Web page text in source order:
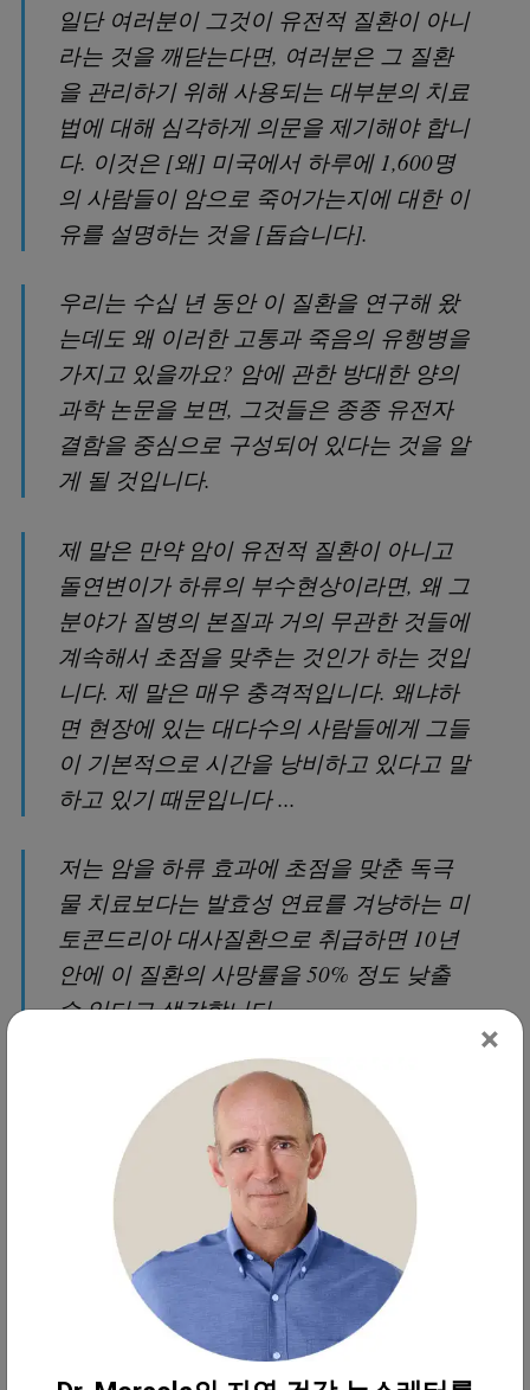
일단 여러분이 그것이 유전적 질환이 아니
라는 것을 깨닫는다면, 여러분은 그 질환
을 관리하기 위해 사용되는 대부분의 치료
법에 대해 심각하게 의문을 제기해야 합니
다. 이것은 [왜] 미국에서 하루에 1,600명
의 사람들이 암으로 죽어가는지에 대한 이
유를 설명하는 것을 [돕습니다].
우리는 수십 년 동안 이 질환을 연구해 왔
는데도 왜 이러한 고통과 죽음의 유행병을
가지고 있을까요? 암에 관한 방대한 양의
과학 논문을 보면, 그것들은 종종 유전자
결함을 중심으로 구성되어 있다는 것을 알
게 될 것입니다.
제 말은 만약 암이 유전적 질환이 아니고
돌연변이가 하류의 부수현상이라면, 왜 그
분야가 질병의 본질과 거의 무관한 것들에
계속해서 초점을 맞추는 것인가 하는 것입
니다. 제 말은 매우 충격적입니다. 왜냐하
면 현장에 있는 대다수의 사람들에게 그들
이 기본적으로 시간을 낭비하고 있다고 말
하고 있기 때문입니다 ...
저는 암을 하류 효과에 초점을 맞춘 독극
물 치료보다는 발효성 연료를 겨냥하는 미
토콘드리아 대사질환으로 취급하면 10년
안에 이 질환의 사망률을 50% 정도 낮출
수 있다고 생각합니다.
방사선은 DNA 복제를 멈추도록 설계되었
습니다. DNA 복제는 에너지를 필요로 합
니다. 발효 가능한 연료의 플러그를 뽑으
면, 그들은 어쨌든 복제할 수 없을 것입니
다... 암을 치료하기 위해 우리가 하고 있는
모든 것들은 기본적으로 생물학에 대한 오
해로부터 질환에 접근하는 것입니다...
우리는 바이러스가 암을 유발할 수 있다는
×